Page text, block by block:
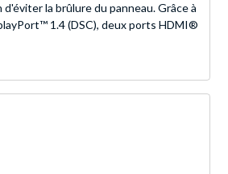
la brûlure du panneau. Grâce à
1.4 (DSC), deux ports HDMI®